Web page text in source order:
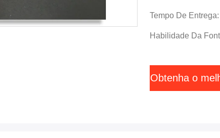
Tempo De Entrega:
Habilidade Da
Obtenha o